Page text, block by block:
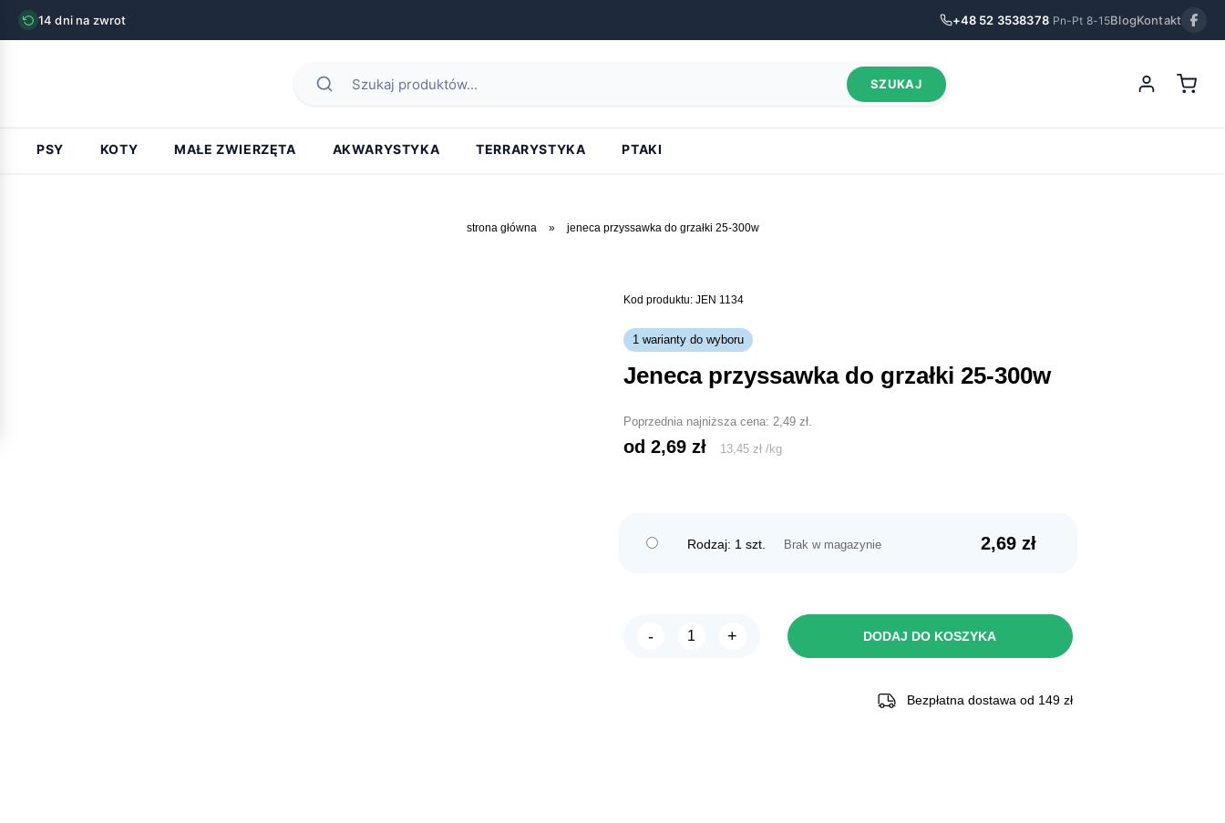
14 dni na zwrot +48 52 3538378 Pn-Pt 8-15BlogKontakt
SZUKAJ
PSY KOTY MAŁE ZWIERZĘTA AKWARYSTYKA TERRARYSTYKA PTAKI
strona główna » jeneca przyssawka do grzałki 25-300w
Kod produktu: JEN 1134
1 warianty do wyboru
jeneca przyssawka do grzałki 25-300w
Poprzednia najniższa cena: 2,49 zł.
od 2,69 zł 13,45 zł /kg
Rodzaj: 1 szt. 2,69 zł
Brak w magazynie
-
ilość
+ DODAJ DO KOSZYKA
Bezpłatna dostawa od 149 zł